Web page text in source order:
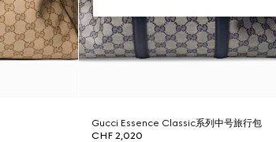
Gucci Essence Classic系列中号旅行包
CHF 2,020